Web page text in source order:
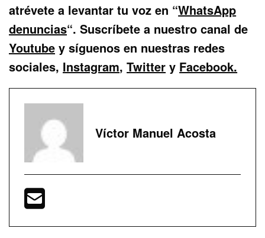
atrévete a levantar tu voz en “WhatsApp
denuncias“.Suscríbete a nuestro canal de
Youtube y síguenos en nuestras redes
sociales, Instagram,Twitter y Facebook.
Víctor Manuel Acosta